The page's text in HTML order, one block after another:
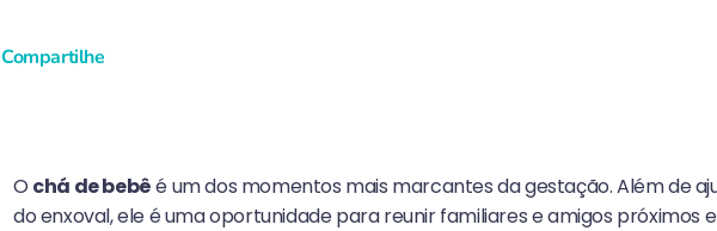
Compartilhe
O chá de bebêé um dos momentos mais marcantes da gestação. Além de
do enxoval, ele é uma oportunidade para reunir familiares e amigos próximos